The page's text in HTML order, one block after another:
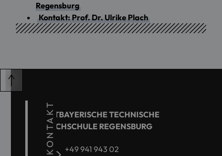
Regensburg
Kontakt: Prof. Dr. Ulrike Plach
KONTAKT
OSTBAYERISCHE TECHNISCHE
HOCHSCHULE REGENSBURG
+49 941 943 02